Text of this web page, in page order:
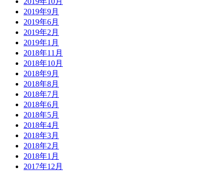
2019年9月
2019年6月
2019年2月
2019年1月
2018年11月
2018年10月
2018年9月
2018年8月
2018年7月
2018年6月
2018年5月
2018年4月
2018年3月
2018年2月
2018年1月
2017年12月